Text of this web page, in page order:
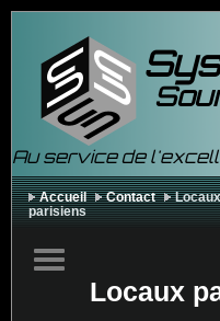
Au service de
Accueil Contact
parisiens
Locaux